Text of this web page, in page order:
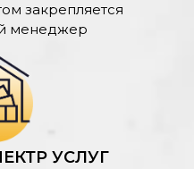
закрепляется
менеджер
УСЛУГ